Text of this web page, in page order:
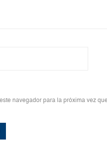
navegador para la próxima vez